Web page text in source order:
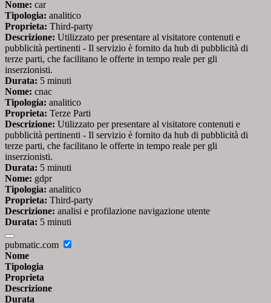
Nome: car
Tipologia: analitico
Proprieta: Third-party
Descrizione: Utilizzato per presentare al visitatore contenuti e
pubblicità pertinenti - Il servizio è fornito da hub di pubblicità di
terze parti, che facilitano le offerte in tempo reale per gli
inserzionisti.
Durata: 5 minuti
Nome: cnac
Tipologia: analitico
Proprieta: Terze Parti
Descrizione: Utilizzato per presentare al visitatore contenuti e
pubblicità pertinenti - Il servizio è fornito da hub di pubblicità di
terze parti, che facilitano le offerte in tempo reale per gli
inserzionisti.
Durata: 5 minuti
Nome: gdpr
Tipologia: analitico
Proprieta: Third-party
Descrizione: analisi e profilazione navigazione utente
Durata: 5 minuti
pubmatic.com
Nome
Tipologia
Proprieta
Descrizione
Durata